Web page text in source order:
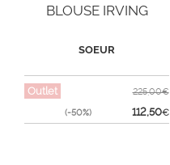
BLOUSE IRVING
SOEUR
Outlet
(-50%)
225,00€
112,50€